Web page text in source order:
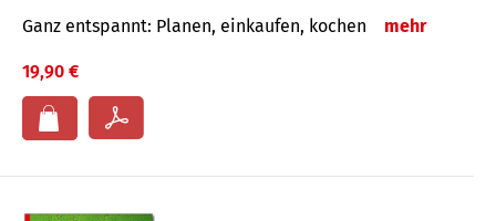
Ganz entspannt: Planen, einkaufen, kochen mehr
19,90 €